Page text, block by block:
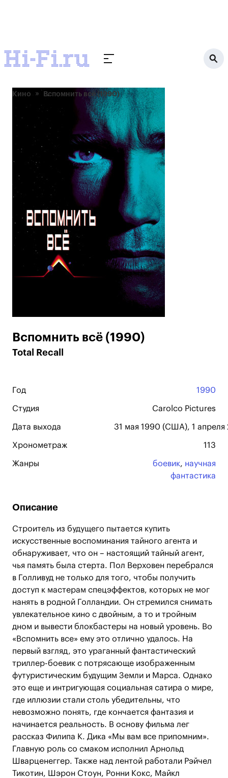
Кино Вспомнить всё (1990)
Вспомнить всё (1990)
Total Recall
Год 1990
Студия Carolco Pictures
Дата выхода 31 мая 1990 (США), 1 апреля
Хронометраж 113
Жанры боевик, научная
фантастика
Описание
Строитель из будущего пытается купить
искусственные воспоминания тайного агента и
обнаруживает, что он – настоящий тайный агент,
чья память была стерта. Пол Верховен перебрался
в Голливуд не только для того, чтобы получить
доступ к мастерам спецэффектов, которых не мог
нанять в родной Голландии. Он стремился снимать
увлекательное кино с двойным, а то и тройным
дном и вывести блокбастеры на новый уровень. Во
«Вспомнить все» ему это отлично удалось. На
первый взгляд, это ураганный фантастический
триллер-боевик с потрясающе изображенным
футуристическим будущим Земли и Марса. Однако
это еще и интригующая социальная сатира о мире,
где иллюзии стали столь убедительны, что
невозможно понять, где кончается фантазия и
начинается реальность. В основу фильма лег
рассказ Филипа К. Дика «Мы вам все припомним».
Главную роль со смаком исполнил Арнольд
Шварценеггер. Также над лентой работали Рэйчел
Тикотин, Шэрон Стоун, Ронни Кокс, Майкл